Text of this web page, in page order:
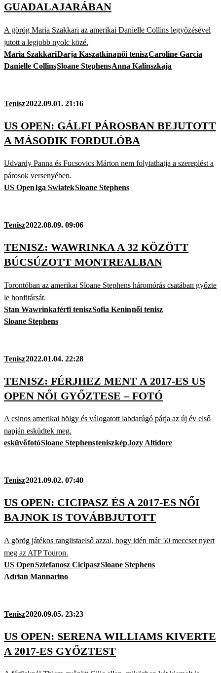
GUADALAJARÁBAN
A görög Maria Szakkari az amerikai Danielle Collins legyőzésével
jutott a legjobb nyolc közé.
Maria SzakkariDarja Kaszatkinanői teniszCaroline Garcia
Danielle CollinsSloane StephensAnna Kalinszkaja
Tenisz2022.09.01. 21:16
US OPEN: GÁLFI PÁROSBAN BEJUTOTT
A MÁSODIK FORDULÓBA
Udvardy Panna és Fucsovics Márton nem folytathatja a szereplést a
párosok versenyében.
US OpenIga SwiatekSloane Stephens
Tenisz2022.08.09. 09:06
TENISZ: WAWRINKA A 32 KÖZÖTT
BÚCSÚZOTT MONTREALBAN
Torontóban az amerikai Sloane Stephens háromórás csatában győzte
le honfitársát.
Stan Wawrinkaférfi teniszSofia Keninnői tenisz
Sloane Stephens
Tenisz2022.01.04. 22:28
TENISZ: FÉRJHEZ MENT A 2017-ES US
OPEN NŐI GYŐZTESE – FOTÓ
A csinos amerikai hölgy és válogatott labdarúgó párja az új év első
napján esküdtek meg.
esküvőfotóSloane StephensteniszképJozy Altidore
Tenisz2021.09.02. 07:40
US OPEN: CICIPASZ ÉS A 2017-ES NŐI
BAJNOK IS TOVÁBBJUTOTT
A görög játékos ranglistaelső azzal, hogy idén már 50 meccset nyert
meg az ATP Touron.
US OpenSztefanosz CicipaszSloane Stephens
Adrian Mannarino
Tenisz2020.09.05. 23:23
US OPEN: SERENA WILLIAMS KIVERTE
A 2017-ES GYŐZTEST